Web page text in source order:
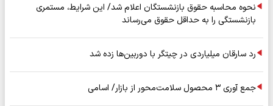
نحوه محاسبه حقوق بازنشستگان اعلام شد/ این شرایط، مستمری
بازنشستگی را به حداقل حقوق می‌رساند
رد سارقان میلیاردی در چیتگر با دوربین‌ها زده شد
جمع آوری ۳ محصول سلامت‌محور از بازار/ اسامی